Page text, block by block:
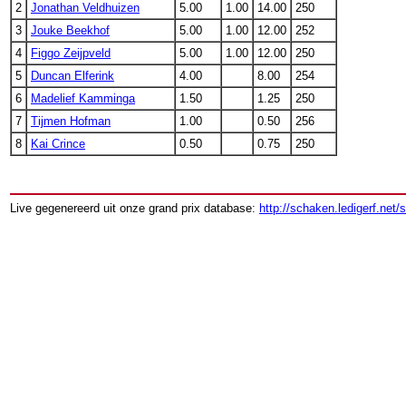
2
Jonathan Veldhuizen 5.00 1.00 14.00
250
3
Jouke Beekhof 5.00 1.00 12.00
252
4
Figgo Zeijpveld 5.00 1.00 12.00
250
5
Duncan Elferink 4.00 8.00
254
6
Madelief Kamminga 1.50 1.25
250
7
Tijmen Hofman 1.00 0.50
256
8
Kai Crince 0.50 0.75 250
Live gegenereerd uit onze grand prix database: http://schaken.ledigerf.net/